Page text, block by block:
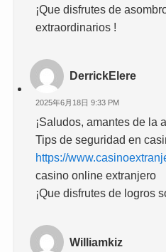
¡Que disfrutes de
extraordinarios !
DerrickElere
2025年6月18日 9:33 PM
¡Saludos, amantes de la
Tips de seguridad en
https://
casino online extranjero
¡Que disfrutes de logros
Williamkiz